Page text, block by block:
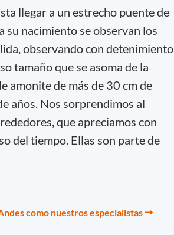
llegar a un estrecho puente de
nacimiento se observan los
observando con detenimiento
tamaño que se asoma de la
amonite de más de 30 cm de
años. Nos sorprendimos al
que apreciamos con
del tiempo. Ellas son parte de
como nuestros especialistas